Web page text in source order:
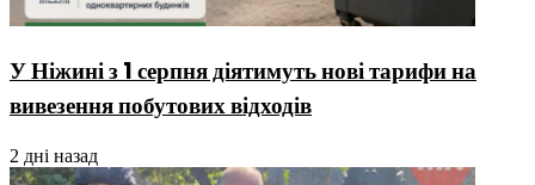
У Ніжині з 1 серпня діятимуть нові тарифи на
вивезення побутових відходів
2 дні назад